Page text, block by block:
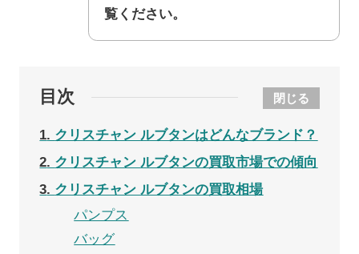
覧ください。
目次 閉じる
1 クリスチャン ルブタンはどんなブランド？
2 クリスチャン ルブタンの買取市場での傾向
3 クリスチャン ルブタンの買取相場
パンプス
バッグ